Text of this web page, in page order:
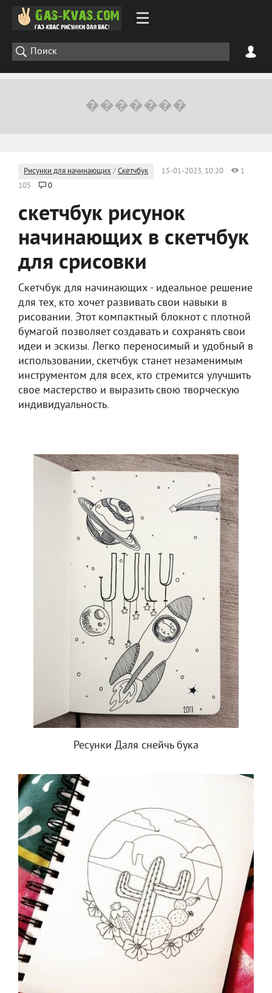
Рисунки для начинающих /Скетчбук 15-01-2023, 10:20
1
105
0
скетчбук рисунок
начинающих в скетчбук
для срисовки
Скетчбук для начинающих - идеальное решение
для тех, кто хочет развивать свои навыки в
рисовании. Этот компактный блокнот с плотной
бумагой позволяет создавать и сохранять свои
идеи и эскизы. Легко переносимый и удобный в
использовании, скетчбук станет незаменимым
инструментом для всех, кто стремится улучшить
свое мастерство и выразить свою творческую
индивидуальность.
Ресунки Даля снейчь бука